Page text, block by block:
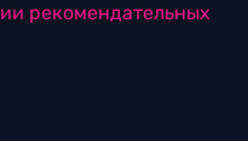
рекомендательных